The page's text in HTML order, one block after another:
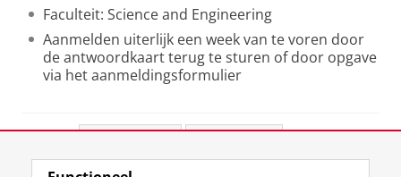
Faculteit: Science and Engineering
Aanmelden uiterlijk een week van te voren door
de antwoordkaart terug te sturen of door opgave
via het aanmeldingsformulier